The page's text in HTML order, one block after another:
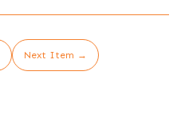
Next Item →